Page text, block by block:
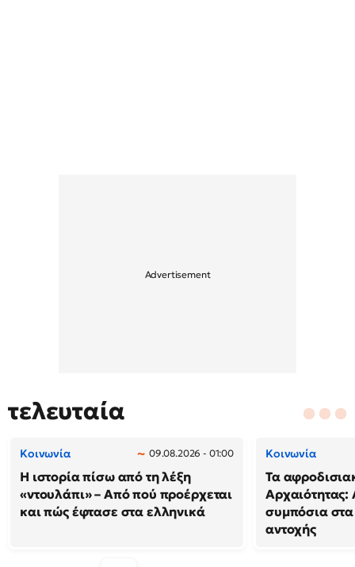
τελευταία
Κοινωνία 09.08.2026 - 01:00
Η ιστορία πίσω από τη λέξη
«ντουλάπι» – Από πού προέρχεται
και πώς έφτασε στα ελληνικά
Κοινωνία
Τα
Αρχαιότητας:
συμπόσια στα
αντοχής